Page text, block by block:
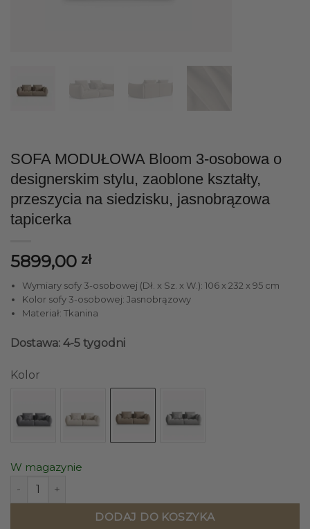
SOFA MODUŁOWA Bloom 3-osobowa o
designerskim stylu, zaoblone kształty,
przeszycia na siedzisku, jasnobrązowa
tapicerka
5899,00 zł
Wymiary sofy 3-osobowej (Dł. x Sz. x W.): 106 x 232 x 95 cm
Kolor sofy 3-osobowej: Jasnobrązowy
Materiał: Tkanina
Dostawa: 4-5 tygodni
Kolor
W magazynie
ilość SOFA MODUŁOWA Bloom 3-osobowa o
DODAJ DO KOSZYKA